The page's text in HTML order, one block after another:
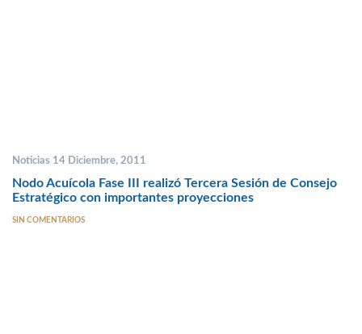
Noticias 14 Diciembre, 2011
Nodo Acuícola Fase III realizó Tercera Sesión de Consejo
Estratégico con importantes proyecciones
SIN COMENTARIOS